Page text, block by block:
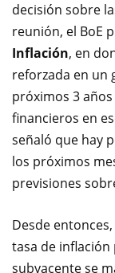
decisión sobre
reunión, el BoE
Inflación, en
reforzada en un
próximos 3
financieros en
señaló que hay
los próximos
previsiones
Desde
tasa de inflación
subyacente se